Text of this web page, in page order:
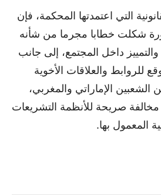
التي اعتمدتها المحكمة، فإن
شكلت خطابا مجرما من شأنه
والتمييز داخل المجتمع، إلى جانب
للروابط والعلاقات الأخوية
الشعبين الإماراتي والمغربي،
صريحة للأنظمة التشريعات
المعمول بها.